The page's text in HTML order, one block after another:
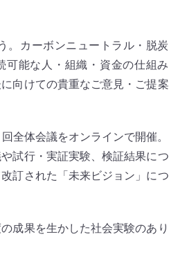
カーボンニュートラル・脱炭
可能な人・組織・資金の仕組み
向けての貴重なご意見・ご提案
全体会議をオンラインで開催。
試行・実証実験、検証結果につ
訂された「未来ビジョン」につ
成果を生かした社会実験のあり